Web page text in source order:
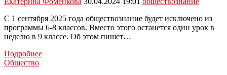
С 1 сентября 2025 года обществознание будет исключено из
программы 6-8 классов. Вместо этого останется один урок в
неделю в 9 классе. Об этом пишет…
ПодробнееОбществознание
Общество